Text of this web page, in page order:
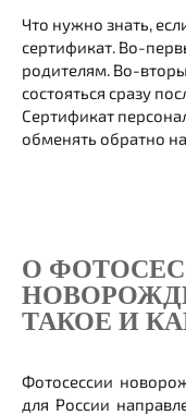
Что нужно знать,
сертификат. Во-
родителям. Во-
состояться сразу
Сертификат
обменять обратно
О
ТАКОЕ И
Фотосессии
для России